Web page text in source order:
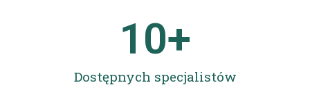
Dostępnych specjalistów
10+